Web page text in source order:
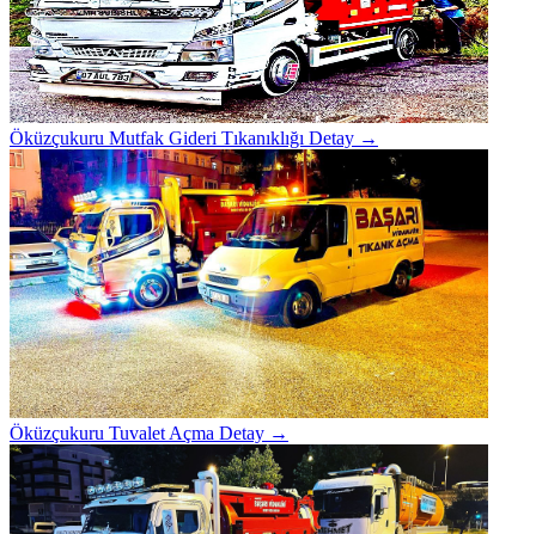
Öküzçukuru Mutfak Gideri Tıkanıklığı Detay →
Öküzçukuru Tuvalet Açma Detay →